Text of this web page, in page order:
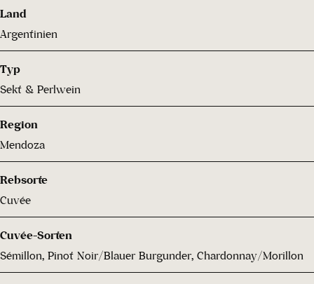
Land
Argentinien
Typ
Sekt & Perlwein
Region
Mendoza
Rebsorte
Cuvée
Cuvée-Sorten
Sémillon, Pinot Noir/Blauer Burgunder, Chardonnay/Morillon